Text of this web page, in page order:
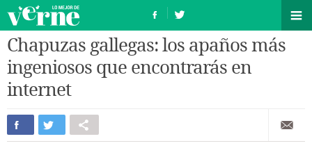
Chapuzas gallegas: los apaños más
ingeniosos que encontrarás en
internet